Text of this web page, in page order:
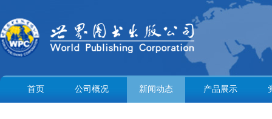
首页 公司概况 新闻动态 产品展示